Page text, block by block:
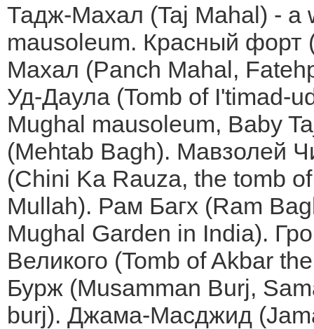
Тадж-Махал (Taj Mahal) - a
mausoleum. Красный форт
Махал (Panch Mahal,
Уд-Даула (Tomb of I'timad-
Mughal mausoleum, Baby
(Mehtab Bagh). Мавзолей
(Chini Ka Rauza, the tomb
Mullah). Рам Багх (Ram
Mughal Garden in India).
Великого (Tomb of Akbar
Бурж (Musamman Burj,
burj). Джама-Масджид